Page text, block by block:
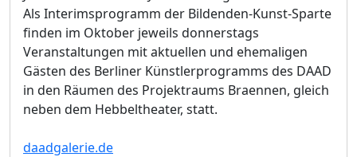
Als Interimsprogramm der Bildenden-Kunst-Sparte
finden im Oktober jeweils donnerstags
Veranstaltungen mit aktuellen und ehemaligen
Gästen des Berliner Künstlerprogramms des DAAD
in den Räumen des Projektraums Braennen, gleich
neben dem Hebbeltheater, statt.
daadgalerie.de